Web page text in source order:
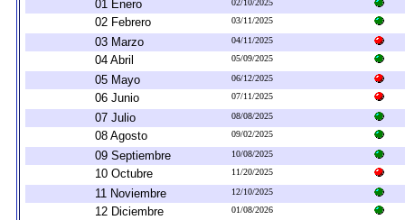
01 Enero 02/10/2025
02 Febrero 03/11/2025
03 Marzo 04/11/2025
04 Abril 05/09/2025
05 Mayo 06/12/2025
06 Junio 07/11/2025
07 Julio 08/08/2025
08 Agosto 09/02/2025
09 Septiembre 10/08/2025
10 Octubre 11/20/2025
11 Noviembre 12/10/2025
12 Diciembre 01/08/2026